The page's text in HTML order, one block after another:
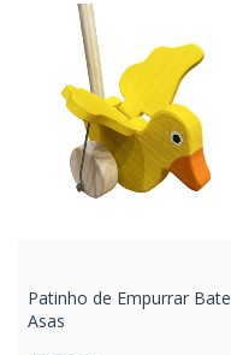
Patinho de Empurrar Bate
Asas